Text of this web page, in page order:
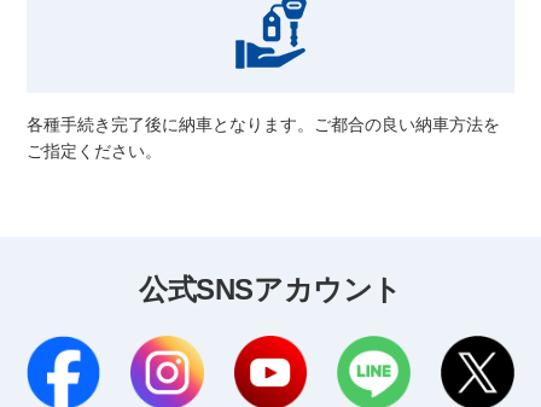
各種手続き完了後に納車となります。ご都合の良い納車方法を
ご指定ください。
公式SNSアカウント